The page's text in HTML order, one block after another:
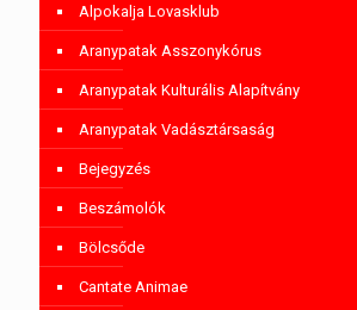
Alpokalja Lovasklub
Aranypatak Asszonykórus
Aranypatak Kulturális Alapítvány
Aranypatak Vadásztársaság
Bejegyzés
Beszámolók
Bölcsőde
Cantate Animae